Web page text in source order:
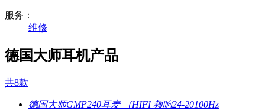
服务：
维修
德国大师耳机产品
共8款
德国大师GMP240耳麦 （HIFI 频响24-20100Hz